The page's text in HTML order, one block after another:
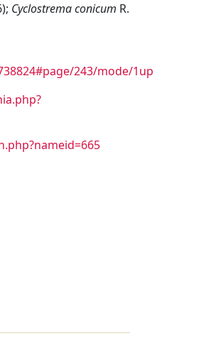
Cyclostrema conicum R.
243/mode/1up